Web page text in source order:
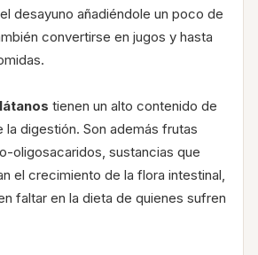
desayuno añadiéndole un poco de
convertirse en jugos y hasta
tienen un alto contenido de
digestión. Son además frutas
oligosacaridos, sustancias que
el crecimiento de la flora intestinal,
faltar en la dieta de quienes sufren